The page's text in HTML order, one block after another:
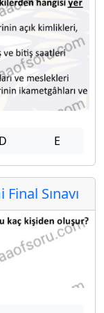
D E
Sınavı